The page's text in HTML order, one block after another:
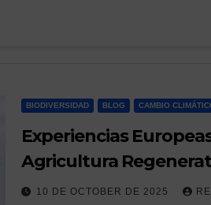
BIODIVERSIDAD BLOG CAMBIO
Experiencias
Agricultura
Industria Vitivinícola
10 DE OCTOBER DE 2025